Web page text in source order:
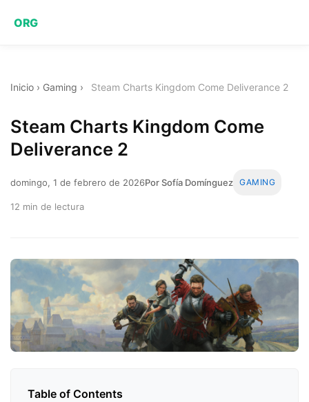
ORG
Inicio › Gaming › Steam Charts Kingdom Come Deliverance 2
Steam Charts Kingdom Come
Deliverance 2
domingo, 1 de febrero de 2026Por Sofía Domínguez GAMING
12 min de lectura
Table of Contents